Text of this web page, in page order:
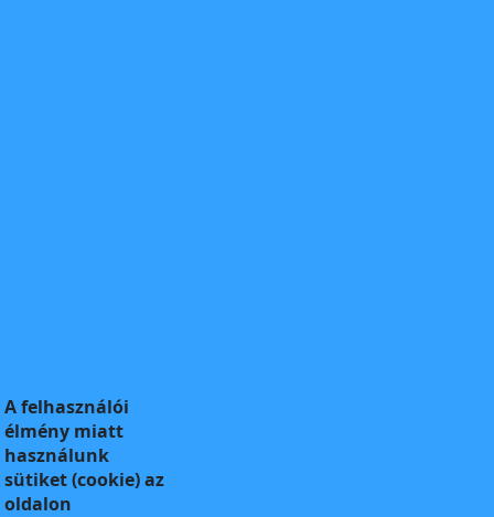
A felhasználói
élmény miatt
használunk
sütiket (cookie) az
oldalon